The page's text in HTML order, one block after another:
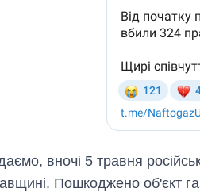
вночі 5 травня
Пошкоджено об'єкт